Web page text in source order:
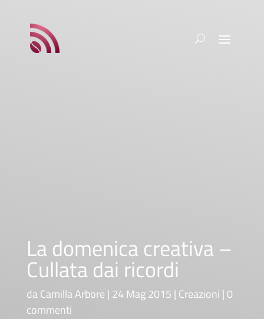
La domenica creativa –
Cullata dai ricordi
daCamilla Arbore 24 Mag 2015 Creazioni 0
commenti